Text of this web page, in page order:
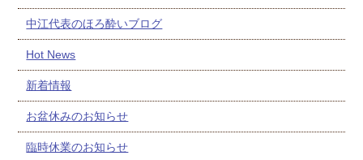
中江代表のほろ酔いブログ
Hot News
新着情報
お盆休みのお知らせ
臨時休業のお知らせ